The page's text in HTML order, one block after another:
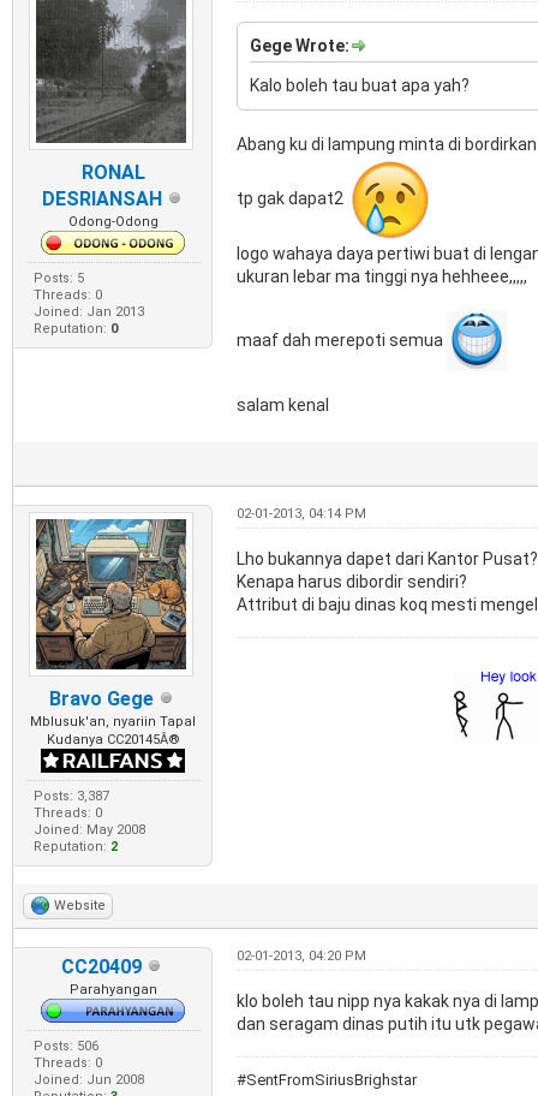
RONAL
DESRIANSAH
Odong-Odong
Posts: 5
Threads: 0
Joined: Jan 2013
Reputation: 0
Gege Wrote:
Kalo boleh tau buat apa yah?
Abang ku di lampung minta di
tp gak dapat2
logo wahaya daya pertiwi buat di
ukuran lebar ma tinggi nya hehheee,,,,,
maaf dah merepoti semua
salam kenal
Bravo Gege
Mblusuk'an, nyariin Tapal
Kudanya CC20145Â®
Posts: 3,387
Threads: 0
Joined: May 2008
Reputation: 2
02-01-2013, 04:14 PM
Lho bukannya dapet dari Kantor Pusat?
Kenapa harus dibordir sendiri?
Attribut di baju dinas koq mesti
Website
CC20409
Parahyangan
Posts: 506
Threads: 0
Joined: Jun 2008
02-01-2013, 04:20 PM
klo boleh tau nipp nya kakak nya di
dan seragam dinas putih itu utk
#SentFromSiriusBrighstar